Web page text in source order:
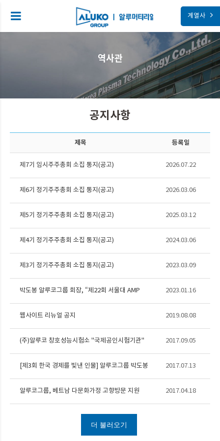
계열사
역사관
공지사항
제목 등록일
제7기 임시주주총회 소집 통지(공고) 2026.07.22
제6기 정기주주총회 소집 통지(공고) 2026.03.06
제5기 정기주주총회 소집 통지(공고) 2025.03.12
제4기 정기주주총회 소집 통지(공고) 2024.03.06
제3기 정기주주총회 소집 통지(공고) 2023.03.09
박도봉 알루코그룹 회장, “제22회 서울대 AMP
대상” 수상
2023.01.16
웹사이트 리뉴얼 공지 2019.08.08
(주)알루코 창호성능시험소 "국제공인시험기관"
인정
2017.09.05
[제3회 한국 경제를 빛낸 인물] 알루코그룹 박도봉
회장
2017.07.13
알루코그룹, 베트남 다문화가정 고향방문 지원 2017.04.18
더 불러오기